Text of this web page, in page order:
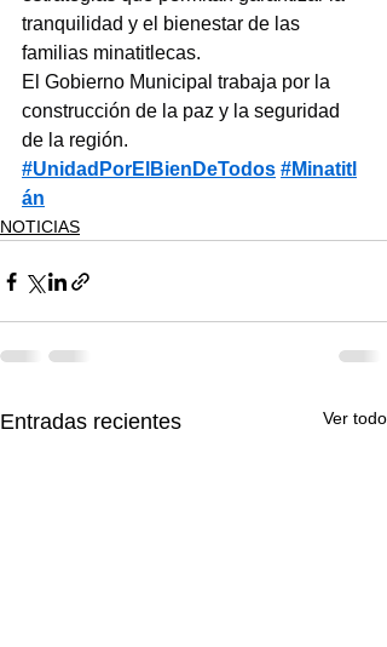
tranquilidad y el bienestar de las
familias minatitlecas.
El Gobierno Municipal trabaja por la
construcción de la paz y la seguridad
de la región.
#UnidadPorElBienDeTodos #Minatitl
án
NOTICIAS
Entradas recientes Ver todo